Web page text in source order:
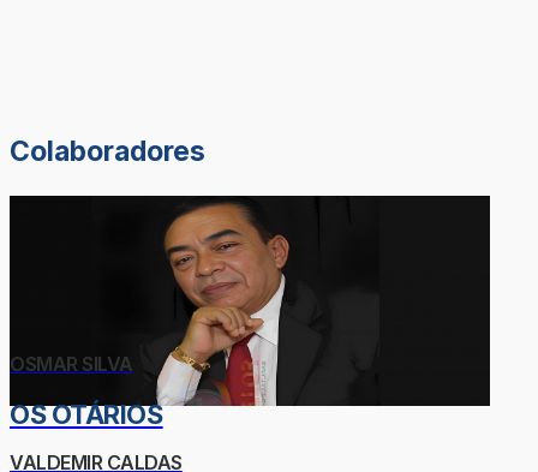
Colaboradores
OSMAR SILVA
OS OTÁRIOS
VALDEMIR CALDAS